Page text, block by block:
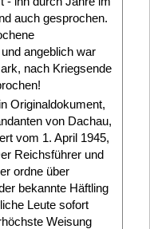
auch gesprochen.
angeblich war
nach Kriegsende
Originaldokument,
von Dachau,
vom 1. April 1945,
Reichsführer und
ordne über
bekannte Häftling
Leute sofort
Weisung